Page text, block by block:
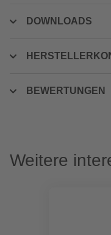
DOWNLOADS
BEWERTUNGEN
Weitere